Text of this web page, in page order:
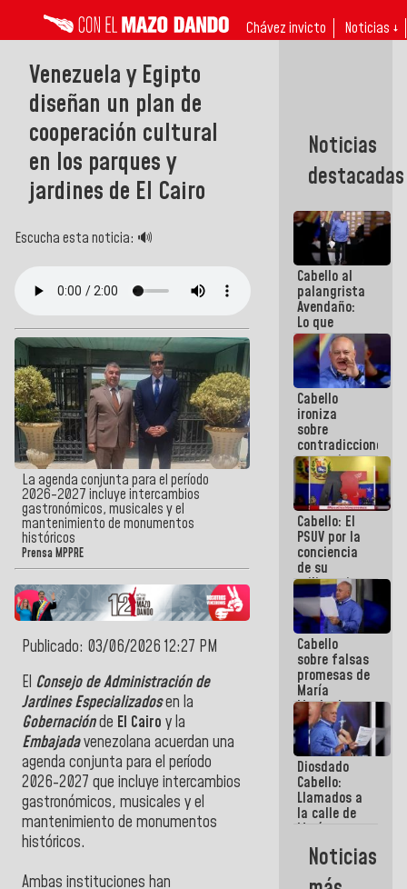
Chávez invicto Noticias ↓
Venezuela y Egipto
diseñan un plan de
cooperación cultural
en los parques y
jardines de El Cairo
Escucha esta noticia: 🔊
La agenda conjunta para el período
2026-2027 incluye intercambios
gastronómicos, musicales y el
mantenimiento de monumentos
históricos
Prensa MPPRE
Publicado: 03/06/2026 12:27 PM
El Consejo de Administración de
Jardines Especializadosen la
Gobernaciónde El Cairo y la
Embajadavenezolana acuerdan una
agenda conjunta para el período
2026-2027 que incluye intercambios
gastronómicos, musicales y el
mantenimiento de monumentos
históricos.
Ambas instituciones han
Noticias
destacadas
Cabello al
palangrista
Avendaño:
Lo que
vayas a
escribir
hazlo hoy
por que no
sabemos si
la semana
que viene
hay
programa
Cabello
ironiza
sobre
contradicciones
y mentiras
de María
Machado:
¡Créanle!
Cabello: El
PSUV por la
conciencia
de su
militancia
es la
organización
política más
sólida de
Venezuela
Cabello
sobre falsas
promesas de
María
Machado:
¿Quién le
puede creer?
¿Y la gente
que ella iba
a salvar en
La Guaira?
Diosdado
Cabello:
Llamados a
la calle de
María
Machado se
estrellaron
de frente
Noticias